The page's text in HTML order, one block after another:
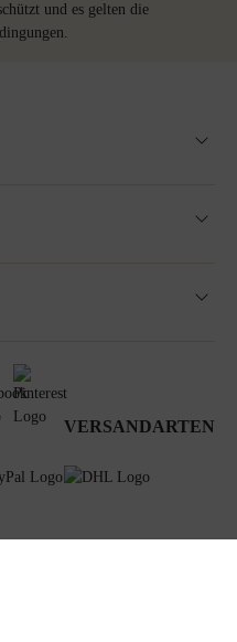
und es gelten die
.
VERSANDARTEN